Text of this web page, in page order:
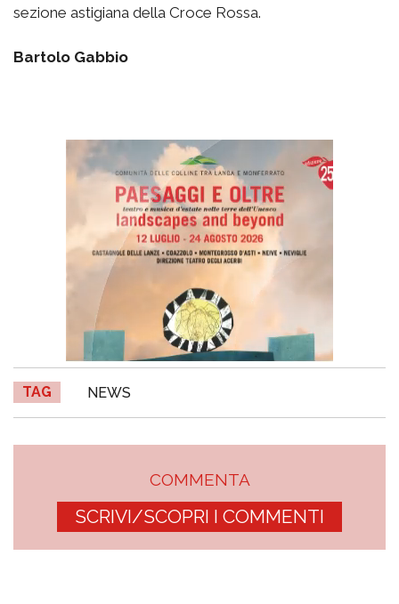
sezione astigiana della Croce Rossa.
Bartolo Gabbio
TAG NEWS
COMMENTA
SCRIVI/SCOPRI I COMMENTI